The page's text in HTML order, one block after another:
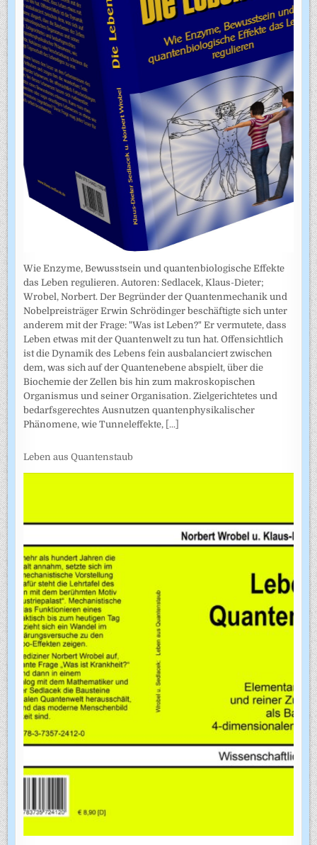
Wie Enzyme, Bewusstsein und quantenbiologische Effekte
das Leben regulieren. Autoren: Sedlacek, Klaus-Dieter;
Wrobel, Norbert. Der Begründer der Quantenmechanik und
Nobelpreisträger Erwin Schrödinger beschäftigte sich unter
anderem mit der Frage: "Was ist Leben?" Er vermutete, dass
Leben etwas mit der Quantenwelt zu tun hat. Offensichtlich
ist die Dynamik des Lebens fein ausbalanciert zwischen
dem, was sich auf der Quantenebene abspielt, über die
Biochemie der Zellen bis hin zum makroskopischen
Organismus und seiner Organisation. Zielgerichtetes und
bedarfsgerechtes Ausnutzen quantenphysikalischer
Phänomene, wie Tunneleffekte, [...]
Leben aus Quantenstaub